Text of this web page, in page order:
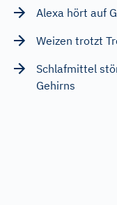
Alexa hört auf
Weizen trotzt
Schlafmittel
Gehirns